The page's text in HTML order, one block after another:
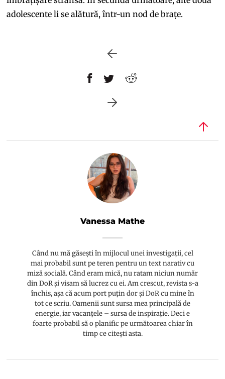
adolescente li se alătură, într-un nod de brațe.
Vanessa Mathe
Când nu mă găsești în mijlocul unei investigații, cel
mai probabil sunt pe teren pentru un text narativ cu
miză socială. Când eram mică, nu ratam niciun număr
din DoR și visam să lucrez cu ei. Am crescut, revista s-a
închis, așa că acum port puțin dor și DoR cu mine în
tot ce scriu. Oamenii sunt sursa mea principală de
energie, iar vacanțele – sursa de inspirație. Deci e
foarte probabil să o planific pe următoarea chiar în
timp ce citești asta.